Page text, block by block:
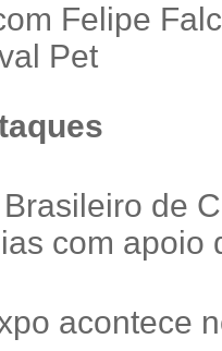
Felipe
Pet
de
com apoio
acontece